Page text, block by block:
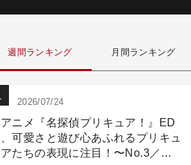
週間ランキング 月間ランキング
2026/07/24
アニメ『名探偵プリキュア！』ED
、可愛さと遊び心あふれるプリキュ
アたちの表現に注目！〜No.3／ア